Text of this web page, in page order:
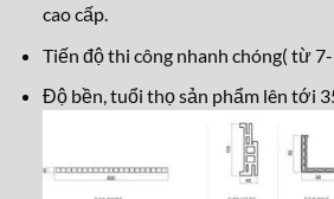
cao cấp.
Tiến độ thi công nhanh chóng( từ 7-
Độ bền, tuổi thọ sản phẩm lên tới